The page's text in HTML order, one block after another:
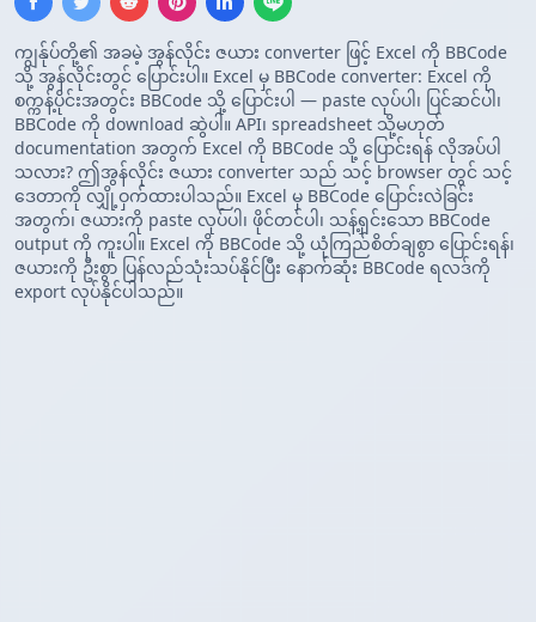
ကျွန်ုပ်တို့၏ အခမဲ့ အွန်လိုင်း ဇယား converter ဖြင့် Excel ကို BBCode
သို့ အွန်လိုင်းတွင် ပြောင်းပါ။ Excel မှ BBCode converter: Excel ကို
စက္ကန့်ပိုင်းအတွင်း BBCode သို့ ပြောင်းပါ — paste လုပ်ပါ၊ ပြင်ဆင်ပါ၊
BBCode ကို download ဆွဲပါ။ API၊ spreadsheet သို့မဟုတ်
documentation အတွက် Excel ကို BBCode သို့ ပြောင်းရန် လိုအပ်ပါ
သလား? ဤအွန်လိုင်း ဇယား converter သည် သင့် browser တွင် သင့်
ဒေတာကို လျှို့ဝှက်ထားပါသည်။ Excel မှ BBCode ပြောင်းလဲခြင်း
အတွက်၊ ဇယားကို paste လုပ်ပါ၊ ဖိုင်တင်ပါ၊ သန့်ရှင်းသော BBCode
output ကို ကူးပါ။ Excel ကို BBCode သို့ ယုံကြည်စိတ်ချစွာ ပြောင်းရန်၊
ဇယားကို ဦးစွာ ပြန်လည်သုံးသပ်နိုင်ပြီး နောက်ဆုံး BBCode ရလဒ်ကို
export လုပ်နိုင်ပါသည်။